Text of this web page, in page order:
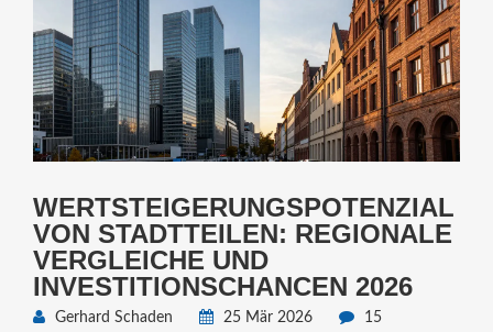
WERTSTEIGERUNGSPOTENZIAL
VON STADTTEILEN: REGIONALE
VERGLEICHE UND
INVESTITIONSCHANCEN 2026
Gerhard Schaden 25 Mär 2026
15